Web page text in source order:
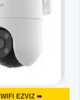
WIFI EZVIZ ➠